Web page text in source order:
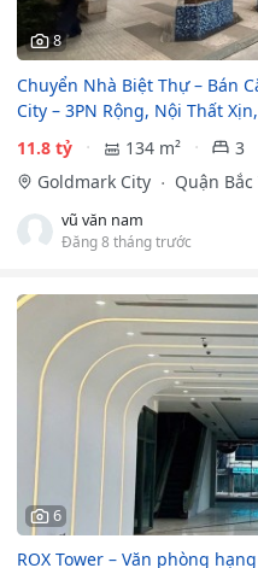
8
Chuyển Nhà Biệt Thự – Bán
City – 3PN Rộng, Nội Thất
11.8 tỷ
134 m² 3
Goldmark City
Quận
vũ văn nam
Đăng 8 tháng trước
6
ROX Tower – Văn phòng